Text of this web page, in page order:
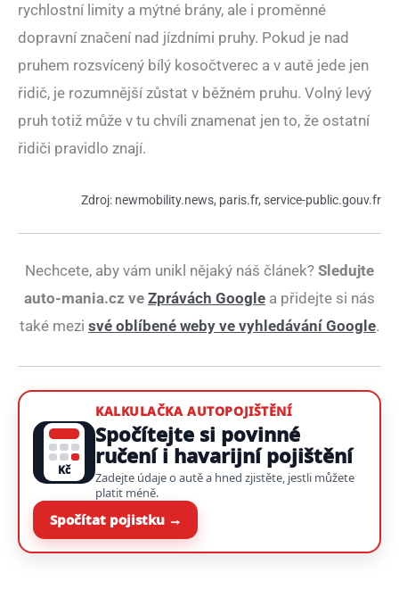
rychlostní limity a mýtné brány, ale i proměnné
dopravní značení nad jízdními pruhy. Pokud je nad
pruhem rozsvícený bílý kosočtverec a v autě jede jen
řidič, je rozumnější zůstat v běžném pruhu. Volný levý
pruh totiž může v tu chvíli znamenat jen to, že ostatní
řidiči pravidlo znají.
Zdroj: newmobility.news, paris.fr, service-public.gouv.fr
Nechcete, aby vám unikl nějaký náš článek? Sledujte
auto-mania.cz ve Zprávách Google a přidejte si nás
také mezi své oblíbené weby ve vyhledávání Google.
Kč
KALKULAČKA AUTOPOJIŠTĚNÍ
Spočítejte si povinné
ručení i havarijní pojištění
Zadejte údaje o autě a hned zjistěte, jestli můžete
platit méně.
Spočítat pojistku →